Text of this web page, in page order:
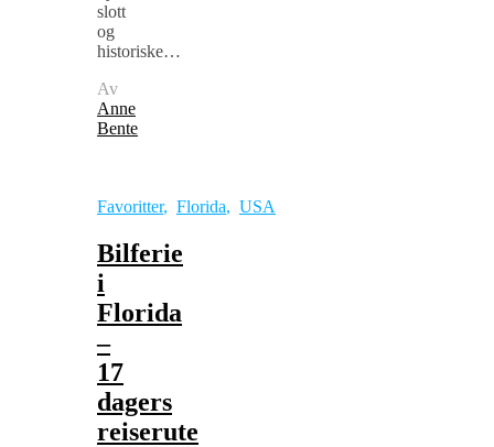
slott
og
historiske…
Av
Anne
Bente
Favoritter, Florida, USA
Bilferie
i
Florida
–
17
dagers
reiserute